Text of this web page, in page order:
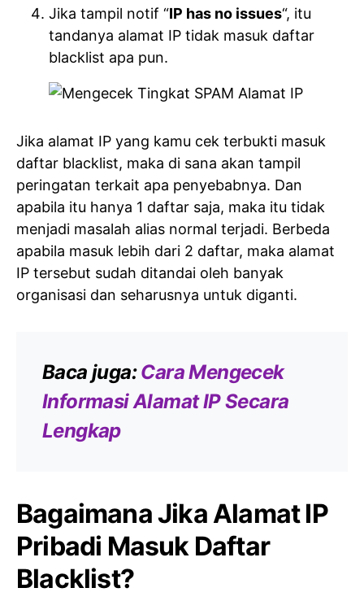
Jika tampil notif “IP has no issues“, itu
tandanya alamat IP tidak masuk daftar
blacklist apa pun.
Jika alamat IP yang kamu cek terbukti masuk
daftar blacklist, maka di sana akan tampil
peringatan terkait apa penyebabnya. Dan
apabila itu hanya 1 daftar saja, maka itu tidak
menjadi masalah alias normal terjadi. Berbeda
apabila masuk lebih dari 2 daftar, maka alamat
IP tersebut sudah ditandai oleh banyak
organisasi dan seharusnya untuk diganti.
Baca juga:Cara Mengecek
Informasi Alamat IP Secara
Lengkap
Bagaimana Jika Alamat IP
Pribadi Masuk Daftar
Blacklist?